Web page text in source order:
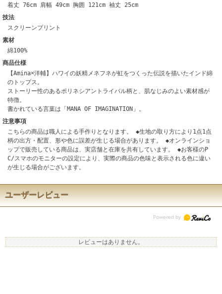
着丈 76cm 肩幅 49cm 胸囲 121cm 袖丈 25cm
技法
スクリーンプリント
素材
綿100%
商品仕様
【Amina×洋輔】ハワイの妖精メネフネが虹をつくった伝説を描いたインド綿
のトップス。
ストーリー性のあるポリネシアントライバル柄と、肌なじみのよい素材感が
特徴。
書かれている言葉は「MANA OF IMAGINATION」。
注意事項
こちらの商品は職人による手作りとなります。 ◆生地の取り方により1点1点
柄の出方・配置、形や色に誤差が生じる場合があります。 ◆オンラインショ
ップで販売している商品は、実店舗と在庫を共有しています。 ◆お客様のP
C/スマホのモニターの設定により、実際の商品の色味と表示される色に違い
が生じる場合がございます。
ユーザーレビュー
レビューはありません。